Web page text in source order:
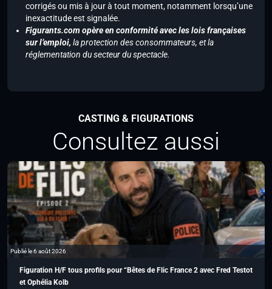
corrigés ou mis à jour à tout moment, notamment lorsqu’une
inexactitude est signalée.
Figurants.com opère en conformité avec les lois françaises
sur l’emploi, la protection des consommateurs, et la
réglementation du secteur du spectacle.
CASTING & FIGURATIONS
Consultez aussi
Publié le 6 août 2026
Figuration H/F tous profils pour “Bêtes de Flic France 2 avec Fred Testot
et Ophélia Kolb